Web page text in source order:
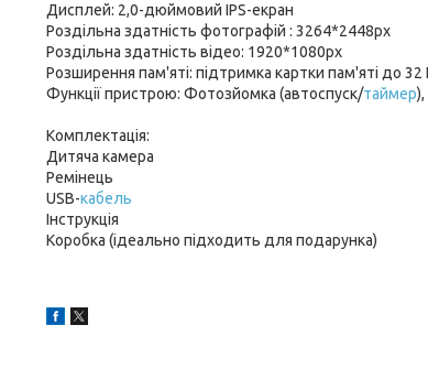
Дисплей: 2,0-дюймовий IPS-екран
Роздільна здатність фотографій : 3264*2448px
Роздільна здатність відео: 1920*1080px
Розширення пам'яті: підтримка картки пам'яті до
Функції пристрою: Фотозйомка (автоспуск/таймер
Комплектація:
Дитяча камера
Ремінець
USB-кабель
Інструкція
Коробка (ідеально підходить для подарунка)